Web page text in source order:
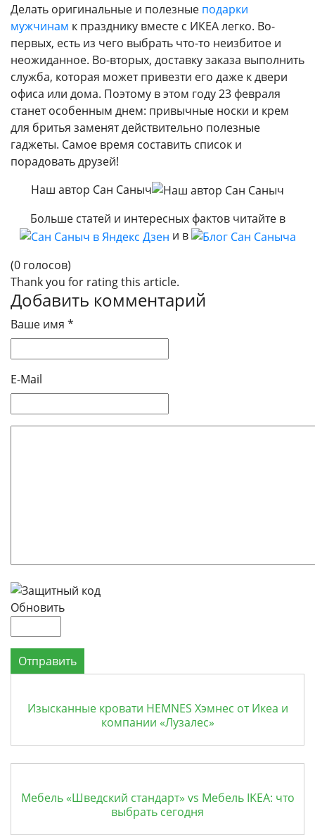
Делать оригинальные и полезные подарки
мужчинам к празднику вместе с ИКЕА легко. Во-
первых, есть из чего выбрать что-то неизбитое и
неожиданное. Во-вторых, доставку заказа выполнить
служба, которая может привезти его даже к двери
офиса или дома. Поэтому в этом году 23 февраля
станет особенным днем: привычные носки и крем
для бритья заменят действительно полезные
гаджеты. Самое время составить список и
порадовать друзей!
Наш автор Сан Саныч
Больше статей и интересных фактов читайте в
и в
(0 голосов)
Thank you for rating this article.
Добавить комментарий
Ваше имя *
E-Mail
Обновить
Отправить
Изысканные кровати HEMNES Хэмнес от Икеа и
компании «Лузалес»
Мебель «Шведский стандарт» vs Мебель IKEA: что
выбрать сегодня